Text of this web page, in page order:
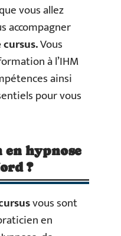
vous allez
accompagner
Vous
à l’IHM
ainsi
pour vous
hypnose
?
vous sont
en